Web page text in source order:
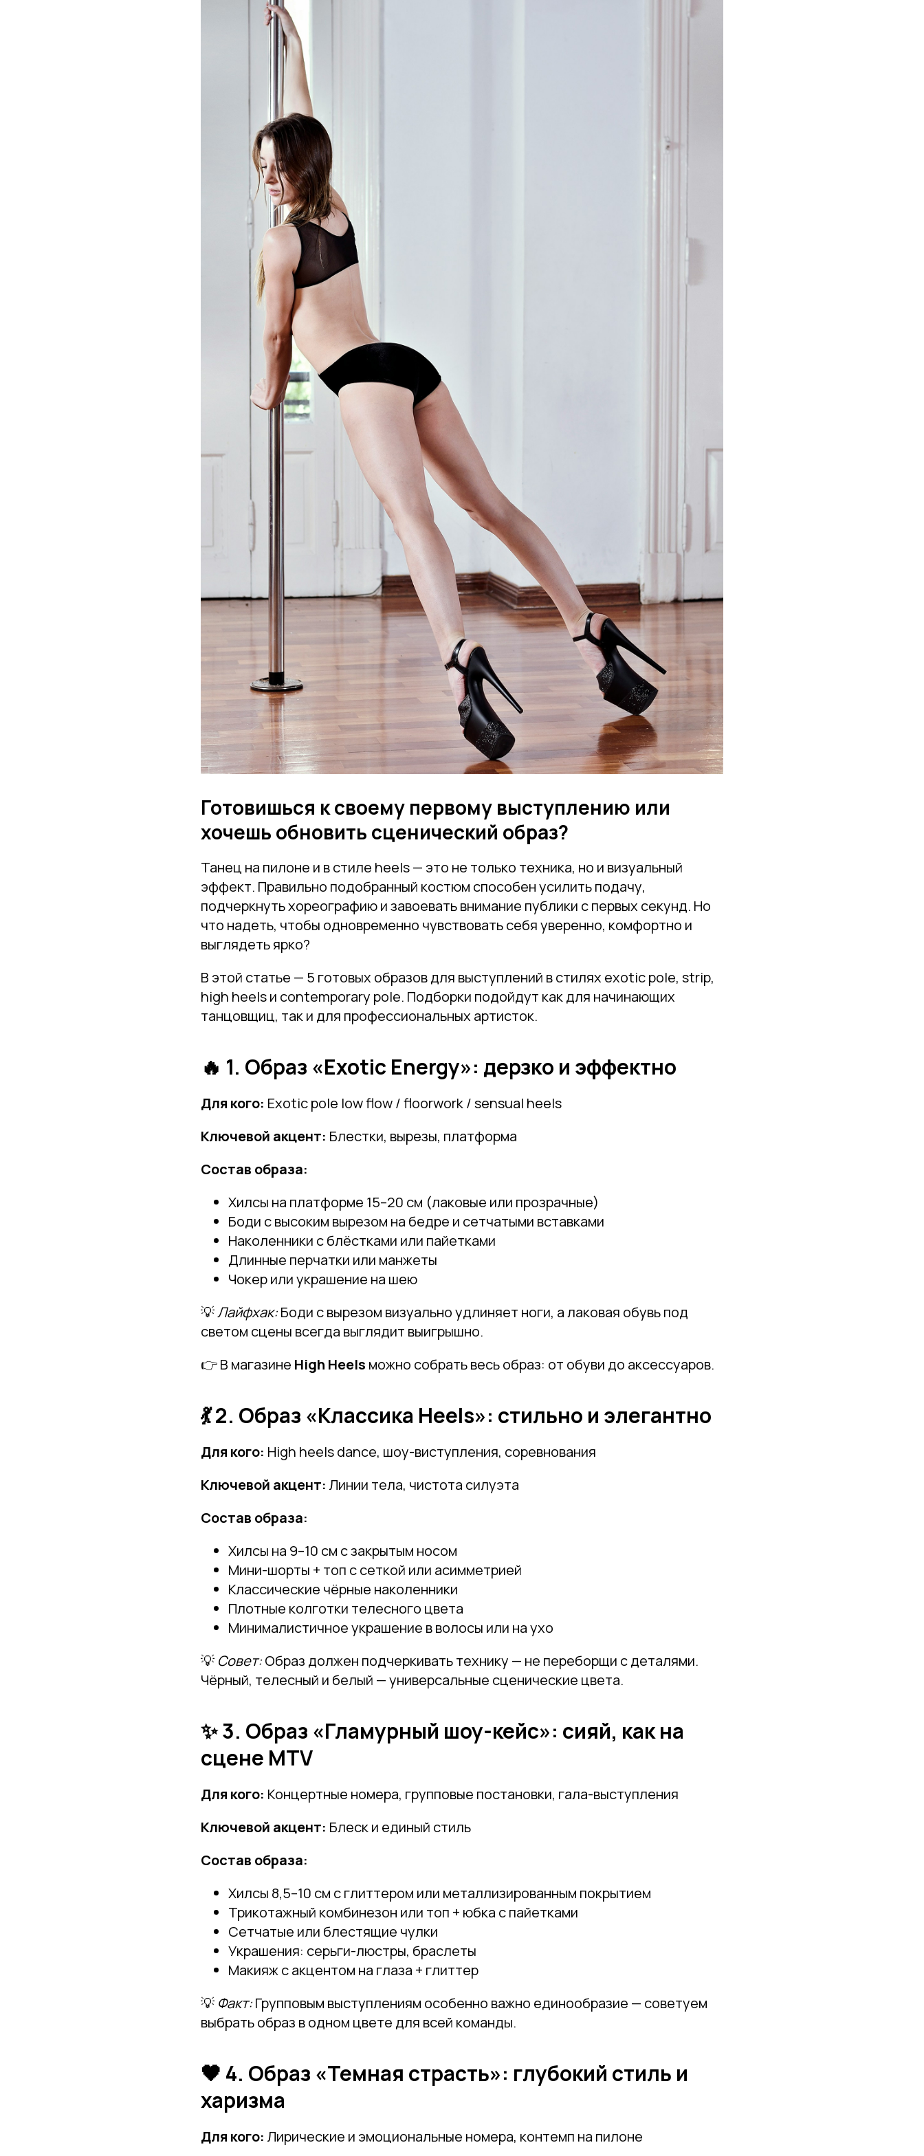
Привет! Дарим тебе -10% на первую покупку!
Подпишись на нашу рассылку
...и узнавай об акциях первой!
Email
Имя
Телефон
Готовишься к своему первому выступлению или
хочешь обновить сценический образ?
Танец на пилоне и в стиле heels — это не только техника, но и визуальный
эффект. Правильно подобранный костюм способен усилить подачу,
подчеркнуть хореографию и завоевать внимание публики с первых секунд. Но
что надеть, чтобы одновременно чувствовать себя уверенно, комфортно и
выглядеть ярко?
В этой статье — 5 готовых образов для выступлений в стилях exotic pole, strip,
high heels и contemporary pole. Подборки подойдут как для начинающих
танцовщиц, так и для профессиональных артисток.
🔥 1. Образ «Exotic Energy»: дерзко и эффектно
Для кого: Exotic pole low flow / floorwork / sensual heels
Ключевой акцент: Блестки, вырезы, платформа
Состав образа:
Хилсы на платформе 15–20 см (лаковые или прозрачные)
Боди с высоким вырезом на бедре и сетчатыми вставками
Наколенники с блёстками или пайетками
Длинные перчатки или манжеты
Чокер или украшение на шею
💡Лайфхак:Боди с вырезом визуально удлиняет ноги, а лаковая обувь под
светом сцены всегда выглядит выигрышно.
👉 В магазине High Heels можно собрать весь образ: от обуви до аксессуаров.
💃 2. Образ «Классика Heels»: стильно и элегантно
Для кого: High heels dance, шоу-виступления, соревнования
Ключевой акцент: Линии тела, чистота силуэта
Состав образа:
Хилсы на 9–10 см с закрытым носом
Мини-шорты + топ с сеткой или асимметрией
Классические чёрные наколенники
Плотные колготки телесного цвета
Минималистичное украшение в волосы или на ухо
💡 Совет:Образ должен подчеркивать технику — не переборщи с деталями.
Чёрный, телесный и белый — универсальные сценические цвета.
✨ 3. Образ «Гламурный шоу-кейс»: сияй, как на
сцене MTV
Для кого: Концертные номера, групповые постановки, гала-выступления
Ключевой акцент: Блеск и единый стиль
Состав образа:
Хилсы 8,5–10 см с глиттером или металлизированным покрытием
Трикотажный комбинезон или топ + юбка с пайетками
Сетчатые или блестящие чулки
Украшения: серьги-люстры, браслеты
Макияж с акцентом на глаза + глиттер
💡 Факт:Групповым выступлениям особенно важно единообразие — советуем
выбрать образ в одном цвете для всей команды.
🖤 4. Образ «Темная страсть»: глубокий стиль и
харизма
Для кого: Лирические и эмоциональные номера, контемп на пилоне